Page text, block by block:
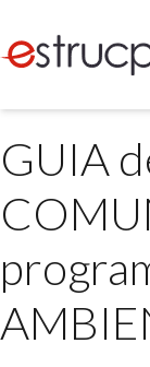
SERVICIOS
Medio Ambiente
Legislación
INGRESAR
Buscador
Matriz
GUIA